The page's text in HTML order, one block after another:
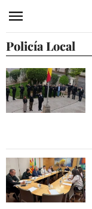
ACTUALIDAD
ECONOMÍA
TECNOLOGÍA
TURISMO
DEPORTES
CULTURA
SOCIEDAD
Policía Local